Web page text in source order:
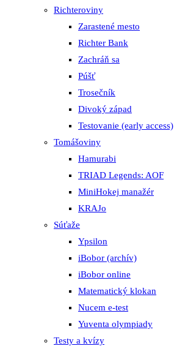
Richteroviny
Zarastené mesto
Richter Bank
Zachráň sa
Púšť
Trosečník
Divoký západ
Testovanie (early access)
Tomášoviny
Hamurabi
TRIAD Legends: AOF
MiniHokej manažér
KRAJo
Súťaže
Ypsilon
iBobor (archív)
iBobor online
Matematický klokan
Nucem e-test
Yuventa olympiady
Testy a kvízy